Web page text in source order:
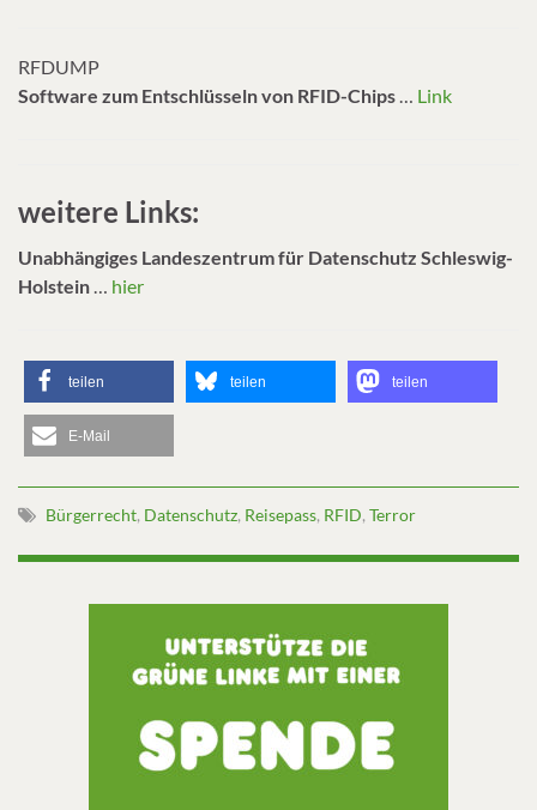
RFDUMP
Software zum Entschlüsseln von RFID-Chips … Link
weitere Links:
Unabhängiges Landeszentrum für Datenschutz Schleswig-
Holstein … hier
teilen teilen teilen
E-Mail
Bürgerrecht, Datenschutz, Reisepass, RFID, Terror